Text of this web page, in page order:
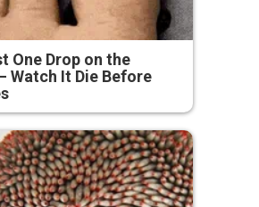
One Drop on the
Watch It Die Before